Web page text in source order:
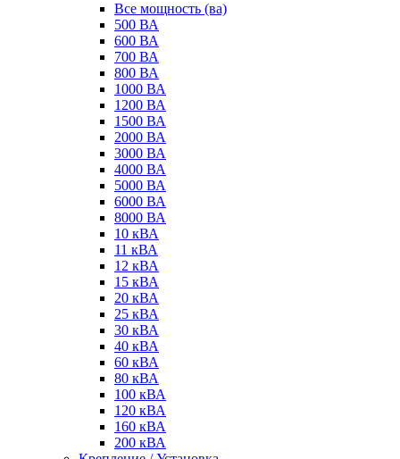
Все мощность (ва)
500 ВА
600 ВА
700 ВА
800 ВА
1000 ВА
1200 ВА
1500 ВА
2000 ВА
3000 ВА
4000 ВА
5000 ВА
6000 ВА
8000 ВА
10 кВА
11 кВА
12 кВА
15 кВА
20 кВА
25 кВА
30 кВА
40 кВА
60 кВА
80 кВА
100 кВА
120 кВА
160 кВА
200 кВА